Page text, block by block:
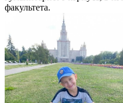
факультета.